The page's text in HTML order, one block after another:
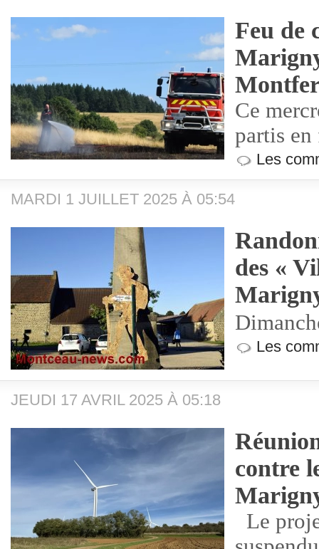
Feu de
Ce
partis en
Les
MARDI 1 JUILLET 2025 À 05:54
des «
Les
JEUDI 17 AVRIL 2025 À 05:18
contre
Le